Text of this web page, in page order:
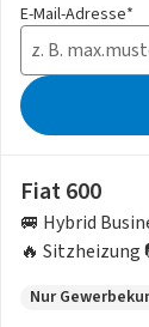
E-Mail-Adresse*
Fiat 600
🚐 Hybrid
Nur